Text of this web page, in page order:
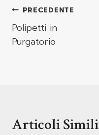
Navigazione
Articoli
PRECEDENTE
Polipetti in
Purgatorio
Articoli Simili